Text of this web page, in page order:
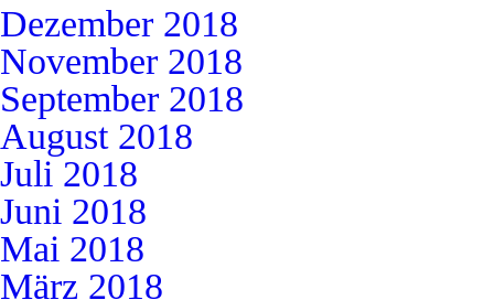
Dezember 2018
November 2018
September 2018
August 2018
Juli 2018
Juni 2018
Mai 2018
März 2018